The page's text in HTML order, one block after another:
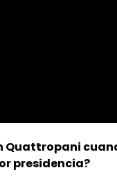
Quattropani
presidencia?